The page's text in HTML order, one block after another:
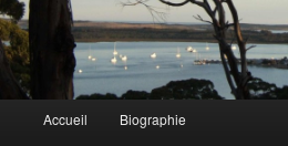
Skip to primary content
Skip to secondary content
Accueil Biographie